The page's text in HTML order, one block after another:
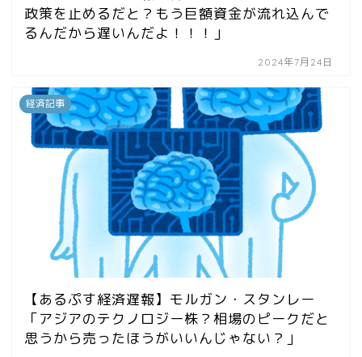
政策を止めるだと？もう巨額資金が流れ込んで
るんだから遅いんだよ！！！」
2024年7月24日
経済記事
【あるぷす経済遅報】モルガン・スタンレー
「アジアのテクノロジー株？相場のピークだと
思うから売ったほうがいいんじゃない？」